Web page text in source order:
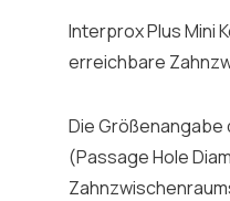
Interprox Plus Mini
erreichbare
Die
(Passage Hole